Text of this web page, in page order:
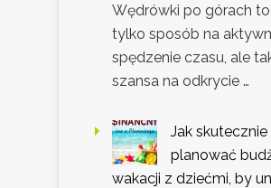
Wędrówki po górach
tylko sposób na
spędzenie czasu, ale
szansa na odkrycie …
Jak skutecznie
planować
wakacji z dziećmi, by